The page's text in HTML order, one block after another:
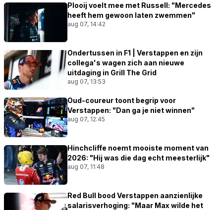
Plooij voelt mee met Russell: "Mercedes
heeft hem gewoon laten zwemmen"
aug 07, 14:42
Ondertussen in F1 | Verstappen en zijn
collega's wagen zich aan nieuwe
uitdaging in Grill The Grid
aug 07, 13:53
Oud-coureur toont begrip voor
Verstappen: "Dan ga je niet winnen"
aug 07, 12:45
Hinchcliffe noemt mooiste moment van
2026: "Hij was die dag echt meesterlijk"
aug 07, 11:48
Red Bull bood Verstappen aanzienlijke
salarisverhoging: "Maar Max wilde het